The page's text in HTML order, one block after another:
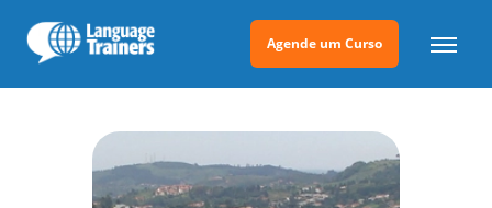
Agende um Curso